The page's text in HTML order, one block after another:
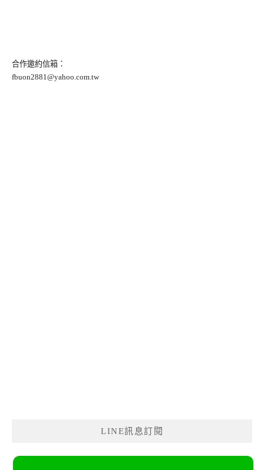
合作邀約信箱：
fbuon2881@yahoo.com.tw
LINE訊息訂閱